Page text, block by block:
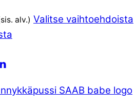
alv.) Valitse vaihtoehdoista